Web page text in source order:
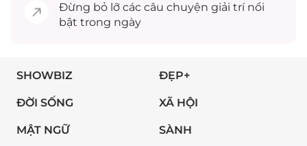
Đừng bỏ lỡ các câu chuyện giải trínổi
bật trong ngày
SHOWBIZ ĐẸP+
ĐỜI SỐNG XÃ HỘI
MẬT NGỮ SÀNH